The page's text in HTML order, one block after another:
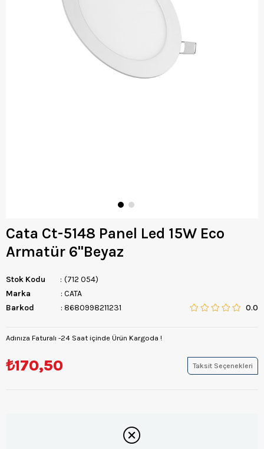
Cata Ct-5148 Panel Led 15W Eco
Armatür 6''Beyaz
Stok Kodu
(712 054)
Marka
: CATA
Barkod
: 8680998211231 0.0
Adınıza Faturalı -24 Saat içinde Ürün Kargoda !
₺170,50 Taksit Seçenekleri